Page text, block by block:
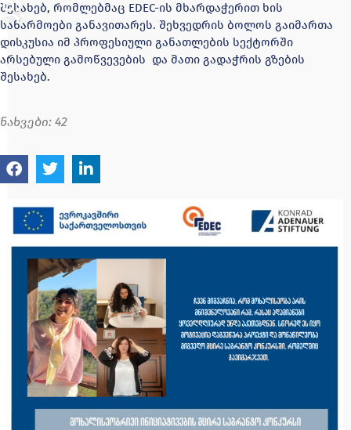
შესახებ, რომლებმაც ЕDEC-ის მხარდაჭერით ხის
საწარმოები განავითარეს. შეხვედრის ბოლოს გაიმართა
დისკუსია იმ პროფესიული განათლების სექტორში
არსებული გამოწვევების და მათი გადაჭრის გზების
შესახებ.
ნახვები: 42